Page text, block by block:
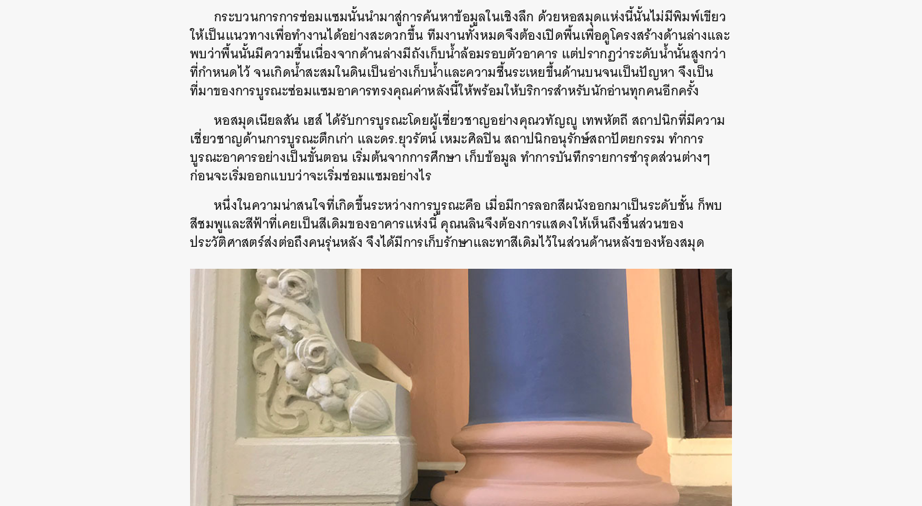
กระบวนการการซ่อมแซมนั้นนำมาสู่การค้นหาข้อมูลในเชิงลึก ด้วยหอสมุดแห่งนี้นั้นไม่มีพิมพ์เขียว
ให้เป็นแนวทางเพื่อทำงานได้อย่างสะดวกขึ้น ทีมงานทั้งหมดจึงต้องเปิดพื้นเพื่อดูโครงสร้างด้านล่างและ
พบว่าพื้นนั้นมีความชื้นเนื่องจากด้านล่างมีถังเก็บน้ำล้อมรอบตัวอาคาร แต่ปรากฏว่าระดับน้ำนั้นสูงกว่า
ที่กำหนดไว้ จนเกิดน้ำสะสมในดินเป็นอ่างเก็บน้ำและความชื้นระเหยขึ้นด้านบนจนเป็นปัญหา จึงเป็น
ที่มาของการบูรณะซ่อมแซมอาคารทรงคุณค่าหลังนี้ให้พร้อมให้บริการสำหรับนักอ่านทุกคนอีกครั้ง
หอสมุดเนียลสัน เฮส์ ได้รับการบูรณะโดยผู้เชี่ยวชาญอย่างคุณวทัญญู เทพหัตถี สถาปนิกที่มีความ
เชี่ยวชาญด้านการบูรณะตึกเก่า และดร.ยุวรัตน์ เหมะศิลปิน สถาปนิกอนุรักษ์สถาปัตยกรรม ทำการ
บูรณะอาคารอย่างเป็นขั้นตอน เริ่มต้นจากการศึกษา เก็บข้อมูล ทำการบันทึกรายการชำรุดส่วนต่างๆ
ก่อนจะเริ่มออกแบบว่าจะเริ่มซ่อมแซมอย่างไร
หนึ่งในความน่าสนใจที่เกิดขึ้นระหว่างการบูรณะคือ เมื่อมีการลอกสีผนังออกมาเป็นระดับชั้น ก็พบ
สีชมพูและสีฟ้าที่เคยเป็นสีเดิมของอาคารแห่งนี้คุณนลินจึงต้องการแสดงให้เห็นถึงชิ้นส่วนของ
ประวัติศาสตร์ส่งต่อถึงคนรุ่นหลัง จึงได้มีการเก็บรักษาและทาสีเดิมไว้ในส่วนด้านหลังของห้องสมุด